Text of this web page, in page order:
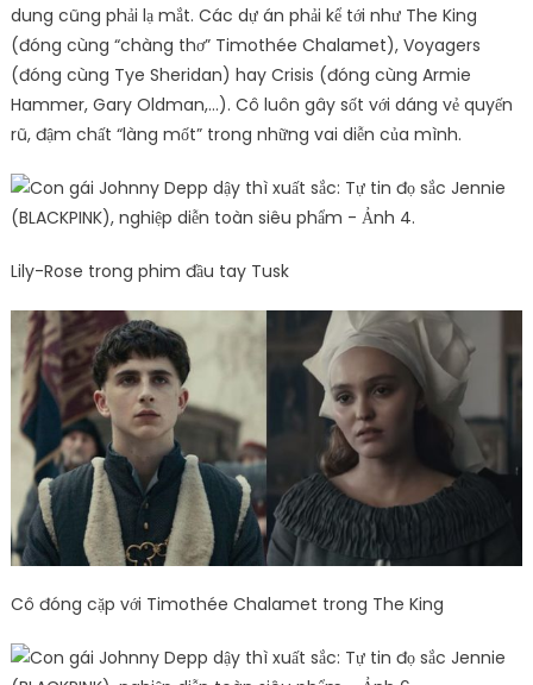
dung cũng phải lạ mắt. Các dự án phải kể tới như The King
(đóng cùng “chàng thơ” Timothée Chalamet), Voyagers
(đóng cùng Tye Sheridan) hay Crisis (đóng cùng Armie
Hammer, Gary Oldman,…). Cô luôn gây sốt với dáng vẻ quyến
rũ, đậm chất “làng mốt” trong những vai diễn của mình.
Lily-Rose trong phim đầu tay Tusk
Cô đóng cặp với Timothée Chalamet trong The King